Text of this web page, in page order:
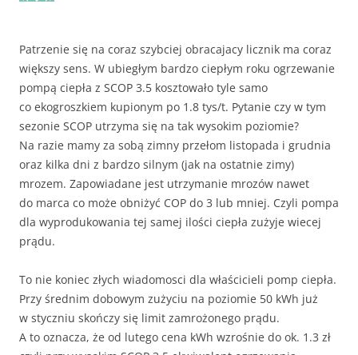
Patrzenie się na coraz szybciej obracajacy licznik ma coraz
większy sens. W ubiegłym bardzo ciepłym roku ogrzewanie
pompą ciepła z SCOP 3.5 kosztowało tyle samo
co ekogroszkiem kupionym po 1.8 tys/t. Pytanie czy w tym
sezonie SCOP utrzyma się na tak wysokim poziomie?
Na razie mamy za sobą zimny przełom listopada i grudnia
oraz kilka dni z bardzo silnym (jak na ostatnie zimy)
mrozem. Zapowiadane jest utrzymanie mrozów nawet
do marca co może obniżyć COP do 3 lub mniej. Czyli pompa
dla wyprodukowania tej samej ilości ciepła zużyje wiecej
prądu.
To nie koniec złych wiadomosci dla właścicieli pomp ciepła.
Przy średnim dobowym zużyciu na poziomie 50 kWh już
w styczniu skończy się limit zamrożonego prądu.
A to oznacza, że od lutego cena kWh wzrośnie do ok. 1.3 zł